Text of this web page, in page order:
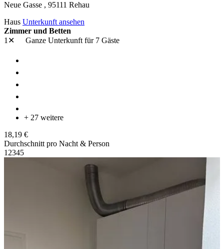
Neue Gasse , 95111 Rehau
Haus Unterkunft ansehen
Zimmer und Betten
1✕
Ganze Unterkunft für 7 Gäste
+ 27 weitere
18,19 €
Durchschnitt pro Nacht & Person
1 2345